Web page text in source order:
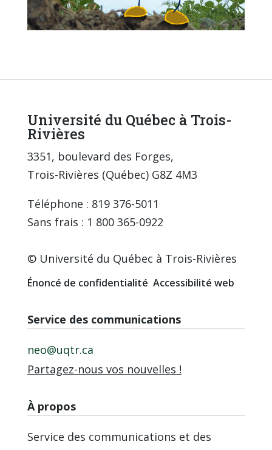
Université du Québec à Trois-
Rivières
3351, boulevard des Forges,
Trois-Rivières (Québec) G8Z 4M3
Téléphone : 819 376-5011
Sans frais : 1 800 365-0922
© Université du Québec à Trois-Rivières
Énoncé de confidentialité Accessibilité web
Service des communications
neo@uqtr.ca
Partagez-nous vos nouvelles !
À propos
Service des communications et des